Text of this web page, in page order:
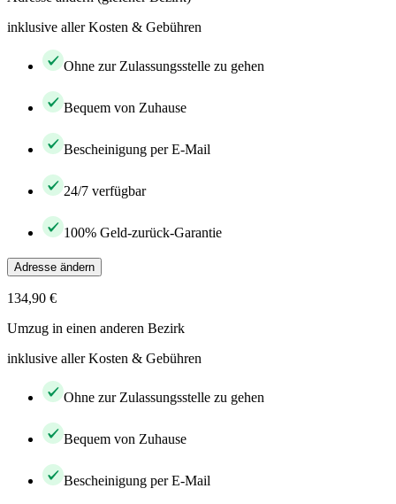
inklusive aller Kosten & Gebühren
Ohne zur Zulassungsstelle zu gehen
Bequem von Zuhause
Bescheinigung per E-Mail
24/7 verfügbar
100% Geld-zurück-Garantie
Adresse ändern
134,90 €
Umzug in einen anderen Bezirk
inklusive aller Kosten & Gebühren
Ohne zur Zulassungsstelle zu gehen
Bequem von Zuhause
Bescheinigung per E-Mail